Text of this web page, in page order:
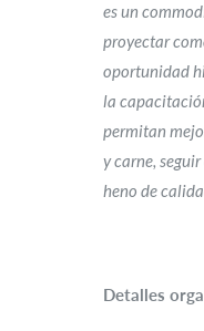
es un
proyectar
oportunidad
la
permitan
y carne,
heno de
Detalles